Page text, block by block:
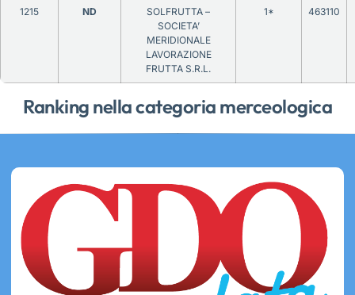
Ranking nella categoria merceologica
1215 ND
SOLFRUTTA –
SOCIETA’
MERIDIONALE
LAVORAZIONE
FRUTTA S.R.L.
1* 463110